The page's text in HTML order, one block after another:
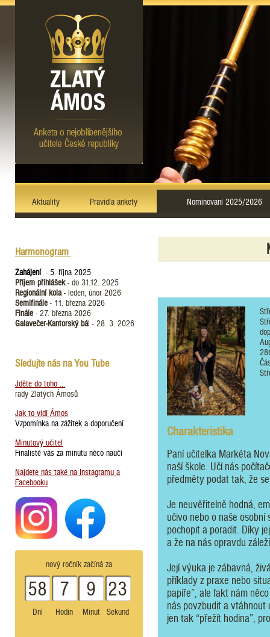
Aktuality Pravidla ankety Nominovaní 2025/2026
Harmonogram
Zahájení - 5. října 2025
Příjem přihlášek- do 31.12. 2025
Regionální kola- leden, únor 2026
Semifinále - 11. března 2026
Finále - 27. března 2026
Galavečer-Kantorský bál - 28. 3. 2026
Sledujte nás na You Tube
Jděte do toho ...
rady Zlatých Ámosů
Jak to vidí Ámos
Vzpomínka na zážitek a doporučení
Minutový učitel
Finalisté vás za minutu něco naučí
Najdete nás také na Instagramu a
Facebooku
nový ročník začíná za
58
Dní
7
Hodin
9
Minut
23
Sekund
Charakteristika
Paní učitelka Markéta
naší škole. Učí nás
předměty podat tak, že
Je neuvěřitelně hodná,
učivo nebo o naše
pochopit a poradit. Díky
a že na nás opravdu
Její výuka je zábavná,
příklady z praxe nebo
papíře”, ale fakt nám
nás povzbudit a vtáhnout
jen tak “přežít hodina”,